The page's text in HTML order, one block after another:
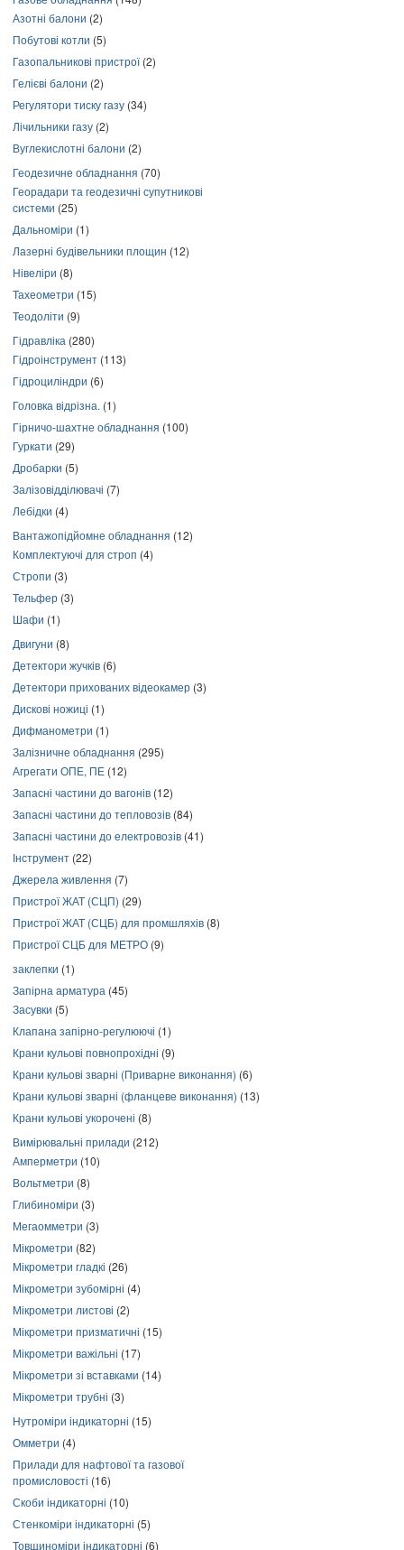
Азотні балони (2)
Побутові котли (5)
Газопальникові пристрої(2)
Гелієві балони (2)
Регулятори тиску газу (34)
Лічильники газу (2)
Вуглекислотні балони (2)
Геодезичне обладнання (70)
Георадари та геодезичні супутникові
системи (25)
Дальноміри (1)
Лазерні будівельники площин (12)
Нівеліри (8)
Тахеометри (15)
Теодоліти (9)
Гідравліка (280)
Гідроінструмент (113)
Гідроциліндри (6)
Головка відрізна. (1)
Гірничо-шахтне обладнання (100)
Гуркати (29)
Дробарки (5)
Залізовідділювачі (7)
Лебідки (4)
Вантажопідйомне обладнання (12)
Комплектуючі для строп (4)
Стропи (3)
Тельфер (3)
Шафи (1)
Двигуни (8)
Детектори жучків (6)
Детектори прихованих відеокамер (3)
Дискові ножиці (1)
Дифманометри (1)
Залізничне обладнання (295)
Агрегати ОПЕ, ПЕ (12)
Запасні частини до вагонів (12)
Запасні частини до тепловозів (84)
Запасні частини до електровозів (41)
Інструмент (22)
Джерела живлення (7)
Пристрої ЖАТ (СЦП) (29)
Пристрої ЖАТ (СЦБ) для промшляхів (8)
Пристрої СЦБ для МЕТРО (9)
заклепки (1)
Запірна арматура (45)
Засувки (5)
Клапана запірно-регулюючі (1)
Крани кульові повнопрохідні (9)
Крани кульові зварні (Приварне виконання) (6)
Крани кульові зварні (фланцеве виконання) (13)
Крани кульові укорочені (8)
Вимірювальні прилади (212)
Амперметри (10)
Вольтметри (8)
Глибиноміри (3)
Мегаомметри (3)
Мікрометри (82)
Мікрометри гладкі (26)
Мікрометри зубомірні (4)
Мікрометри листові (2)
Мікрометри призматичні (15)
Мікрометри важільні (17)
Мікрометри зі вставками (14)
Мікрометри трубні (3)
Нутроміри індикаторні (15)
Омметри (4)
Прилади для нафтової та газової
промисловості (16)
Скоби індикаторні (10)
Стенкоміри індикаторні (5)
Товщиноміри індикаторні (6)